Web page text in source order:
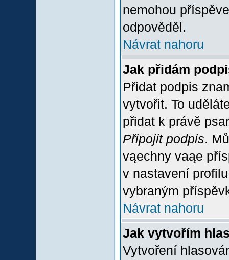
nemohou
odpověděl.
Návrat nahoru
Jak přidám
Přidat podpis
vytvořit. To
přidat k právě
Připojit podpis.
vąechny vaąe
v nastavení
vybraným
Návrat nahoru
Jak vytvořím
Vytvoření